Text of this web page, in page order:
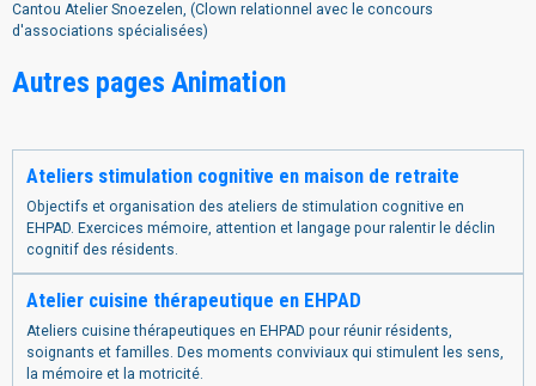
Cantou Atelier Snoezelen, (Clown relationnel avec le concours
d'associations spécialisées)
Autres pages Animation
Ateliers stimulation cognitive en maison de retraite
Objectifs et organisation des ateliers de stimulation cognitive en
EHPAD. Exercices mémoire, attention et langage pour ralentir le déclin
cognitif des résidents.
Atelier cuisine thérapeutique en EHPAD
Ateliers cuisine thérapeutiques en EHPAD pour réunir résidents,
soignants et familles. Des moments conviviaux qui stimulent les sens,
la mémoire et la motricité.